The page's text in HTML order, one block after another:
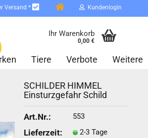
Versand * Kundenlogin
Ihr Warenkorb
0,00 €
Tiere Verbote Weitere
SCHILDER HIMMEL
Einsturzgefahr Schild
Art.Nr.: 553
Lieferzeit: 2-3 Tage